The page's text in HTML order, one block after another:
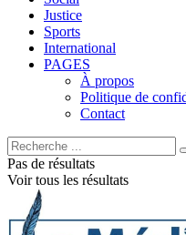
Justice
Sports
International
PAGES
À propos
Politique de
Contact
Pas de résultats
Voir tous les résultats